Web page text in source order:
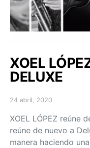
XOEL
DELUXE
Posted on
24 abril, 2020
XOEL LÓPEZ reúne
reúne de nuevo a
manera haciendo